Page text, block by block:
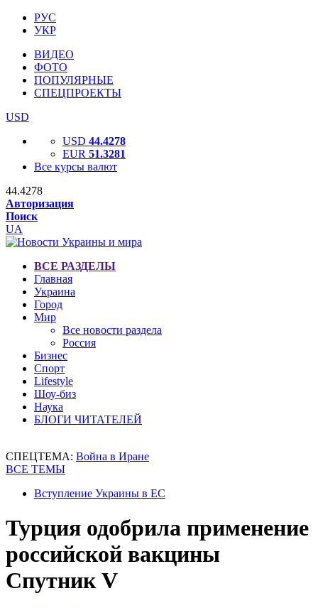
РУС
УКР
ВИДЕО
ФОТО
ПОПУЛЯРНЫЕ
СПЕЦПРОЕКТЫ
USD
USD 44.4278
EUR 51.3281
Все курсы валют
44.4278
Авторизация
Поиск
UA
ВСЕ РАЗДЕЛЫ
Главная
Украина
Город
Мир
Все новости раздела
Россия
Бизнес
Спорт
Lifestyle
Шоу-биз
Наука
БЛОГИ ЧИТАТЕЛЕЙ
СПЕЦТЕМА: Война в Иране
ВСЕ ТЕМЫ
Вступление Украины в ЕС
Турция одобрила применение
российской вакцины
Спутник V